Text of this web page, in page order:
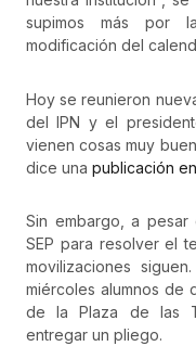
supimos más por
modificación del
Hoy se reunieron
del IPN y el
vienen cosas muy
dice una publicación
Sin embargo, a
SEP para resolver el
movilizaciones
miércoles alumnos de
de la Plaza de las
entregar un pliego.